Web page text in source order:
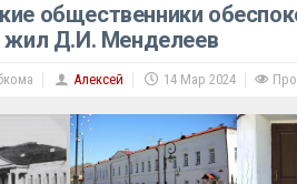
общественники
жил Д.И. Менделеев
Алексей 14 Мар 2024